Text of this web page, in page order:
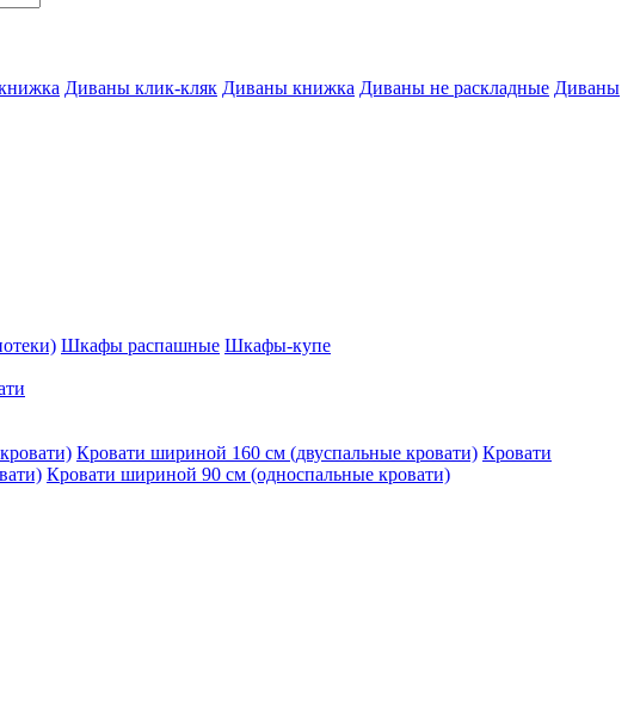
Диваны клик-кляк Диваны книжка Диваны не раскладные Диваны
Шкафы распашные Шкафы-купе
Кровати шириной 160 см (двуспальные кровати) Кровати
Кровати шириной 90 см (односпальные кровати)